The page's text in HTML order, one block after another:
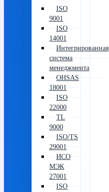
ISO
9001
ISO
14001
Интегрированная
система
менеджмента
OHSAS
18001
ISO
22000
TL
9000
ISO/TS
29001
ИСО
МЭК
27001
ISO